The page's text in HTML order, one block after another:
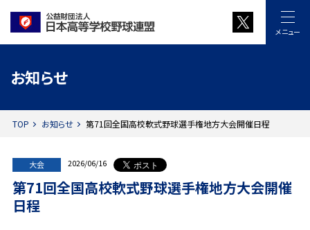
メニュー
お知らせ
TOP お知らせ 第71回全国高校軟式野球選手権地方大会開催日程
大会 2026/06/16
第71回全国高校軟式野球選手権地方大会開催
日程